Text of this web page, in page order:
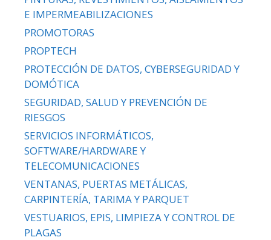
E IMPERMEABILIZACIONES
PROMOTORAS
PROPTECH
PROTECCIÓN DE DATOS, CYBERSEGURIDAD Y
DOMÓTICA
SEGURIDAD, SALUD Y PREVENCIÓN DE
RIESGOS
SERVICIOS INFORMÁTICOS,
SOFTWARE/HARDWARE Y
TELECOMUNICACIONES
VENTANAS, PUERTAS METÁLICAS,
CARPINTERÍA, TARIMA Y PARQUET
VESTUARIOS, EPIS, LIMPIEZA Y CONTROL DE
PLAGAS